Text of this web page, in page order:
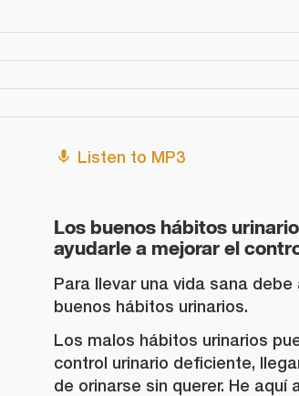
Listen to MP3
Los buenos hábitos
ayudarle a mejorar el
Para llevar una vida sana debe
buenos hábitos urinarios.
Los malos hábitos urinarios
control urinario deficiente,
de orinarse sin querer. He aquí